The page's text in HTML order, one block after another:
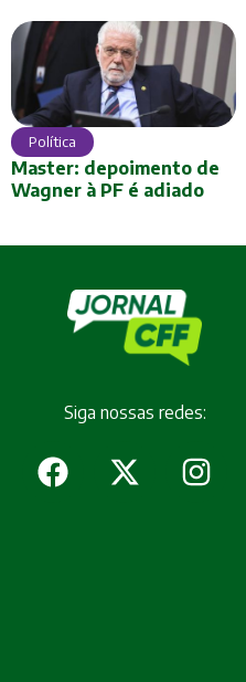
Política
Master: depoimento de
Wagner à PF é adiado
Siga nossas redes: